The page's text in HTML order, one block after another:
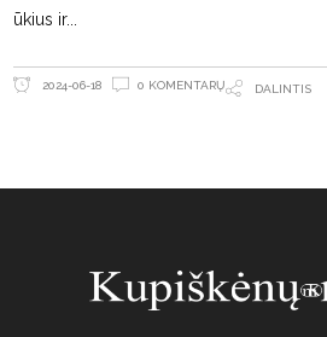
ūkius ir
2024-06-18 0 KOMENTARŲ DALINTIS